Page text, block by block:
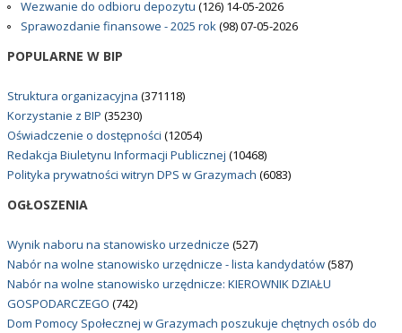
Wezwanie do odbioru depozytu (126) 14-05-2026
Sprawozdanie finansowe - 2025 rok(98)07-05-2026
POPULARNE W BIP
Struktura organizacyjna (371118)
Korzystanie z BIP (35230)
Oświadczenie o dostępności (12054)
Redakcja Biuletynu Informacji Publicznej (10468)
Polityka prywatności witryn DPS w Grazymach (6083)
OGŁOSZENIA
Wynik naboru na stanowisko urzednicze (527)
Nabór na wolne stanowisko urzędnicze - lista kandydatów(587)
Nabór na wolne stanowisko urzędnicze: KIEROWNIK DZIAŁU
GOSPODARCZEGO (742)
Dom Pomocy Społecznej w Grazymach poszukuje chętnych osób do